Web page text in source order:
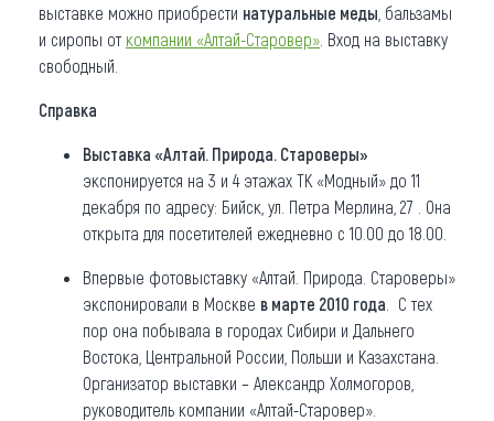
выставке можно приобрести натуральные меды , бальзамы
и сиропы от компании «Алтай-Старовер» . Вход на выставку
свободный.
Справка
Выставка «Алтай. Природа. Староверы»
экспонируется на 3 и 4 этажах ТК «Модный» до 11
декабря по адресу: Бийск, ул. Петра Мерлина, 27 . Она
открыта для посетителей ежедневно с 10.00 до 18.00.
Впервые фотовыставку «Алтай. Природа. Староверы»
экспонировали в Москве в марте 2010 года . С тех
пор она побывала в городах Сибири и Дальнего
Востока, Центральной России, Польши и Казахстана.
Организатор выставки – Александр Холмогоров,
руководитель компании «Алтай-Старовер».